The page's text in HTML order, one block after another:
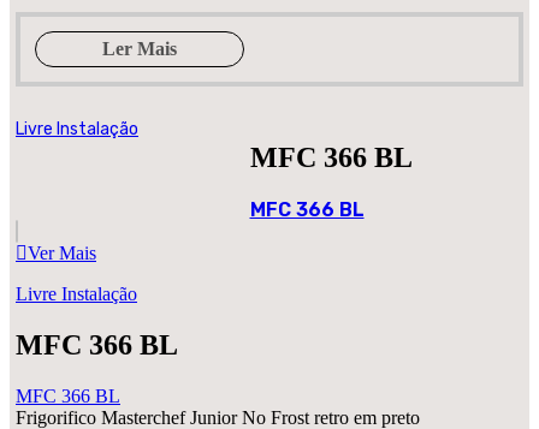
Ler Mais
Livre Instalação
MFC 366 BL
MFC 366 BL
Ver Mais
Livre Instalação
MFC 366 BL
MFC 366 BL
Frigorifico Masterchef Junior No Frost retro em preto